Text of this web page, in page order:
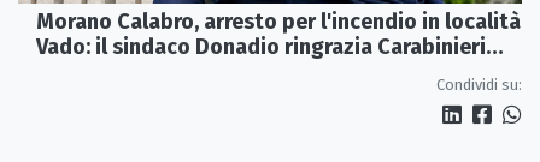
Morano Calabro, arresto per l'incendio in località
Vado: il sindaco Donadio ringrazia Carabinieri
Condividi su: